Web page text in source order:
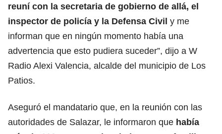
reuní con la secretaria de gobierno de allá, el
inspector de policía y la Defensa Civil y me
informan que en ningún momento había una
advertencia que esto pudiera suceder”, dijo a W
Radio Alexi Valencia, alcalde del municipio de Los
Patios.
Aseguró el mandatario que, en la reunión con las
autoridades de Salazar, le informaron que había